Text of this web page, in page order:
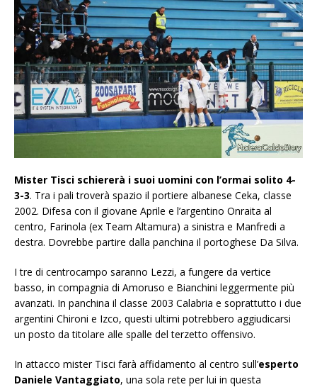
Mister Tisci schiererà i suoi uomini con l’ormai solito 4-
3-3. Tra i pali troverà spazio il portiere albanese Ceka, classe
2002. Difesa con il giovane Aprile e l’argentino Onraita al
centro, Farinola (ex Team Altamura) a sinistra e Manfredi a
destra. Dovrebbe partire dalla panchina il portoghese Da Silva.
I tre di centrocampo saranno Lezzi, a fungere da vertice
basso, in compagnia di Amoruso e Bianchini leggermente più
avanzati. In panchina il classe 2003 Calabria e soprattutto i due
argentini Chironi e Izco, questi ultimi potrebbero aggiudicarsi
un posto da titolare alle spalle del terzetto offensivo.
In attacco mister Tisci farà affidamento al centro sull’esperto
Daniele Vantaggiato, una sola rete per lui in questa